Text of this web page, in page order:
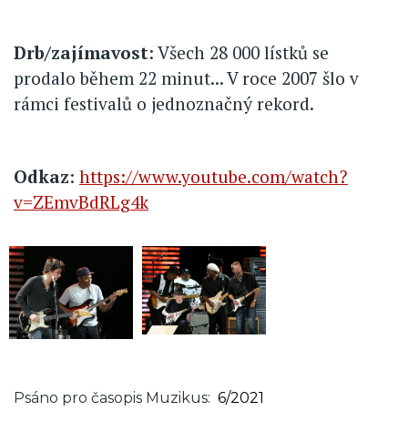
Drb/zajímavost: Všech 28 000 lístků se
prodalo během 22 minut... V roce 2007 šlo v
rámci festivalů o jednoznačný rekord.
Odkaz: https://www.youtube.com/watch?
v=ZEmvBdRLg4k
Psáno pro časopis Muzikus 6/2021